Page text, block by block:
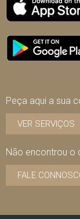
Peça aqui a sua
VER SERVIÇOS
Não encontrou o
FALE